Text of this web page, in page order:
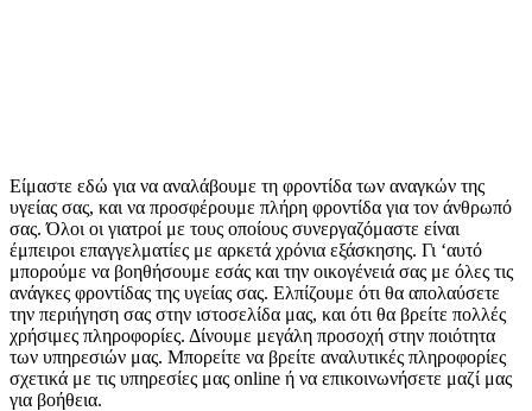
Είμαστε εδώ για να αναλάβουμε τη φροντίδα των αναγκών της
υγείας σας, και να προσφέρουμε πλήρη φροντίδα για τον άνθρωπό
σας. Όλοι οι γιατροί με τους οποίους συνεργαζόμαστε είναι
έμπειροι επαγγελματίες με αρκετά χρόνια εξάσκησης. Γι ‘αυτό
μπορούμε να βοηθήσουμε εσάς και την οικογένειά σας με όλες τις
ανάγκες φροντίδας της υγείας σας. Ελπίζουμε ότι θα απολαύσετε
την περιήγηση σας στην ιστοσελίδα μας, και ότι θα βρείτε πολλές
χρήσιμες πληροφορίες. Δίνουμε μεγάλη προσοχή στην ποιότητα
των υπηρεσιών μας. Μπορείτε να βρείτε αναλυτικές πληροφορίες
σχετικά με τις υπηρεσίες μας online ή να επικοινωνήσετε μαζί μας
για βοήθεια.